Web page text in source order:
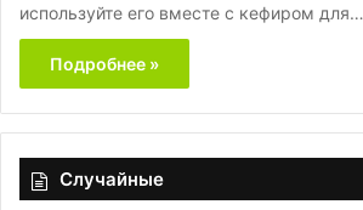
используйте его вместе с кефиром для…
Подробнее »
Случайные